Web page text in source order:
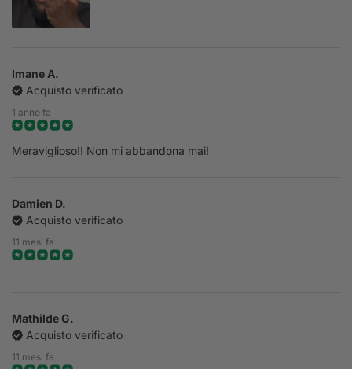
Imane A.
Acquisto verificato
1 anno fa
Meraviglioso!! Non mi abbandona mai!
Damien D.
Acquisto verificato
11 mesi fa
Mathilde G.
Acquisto verificato
11 mesi fa